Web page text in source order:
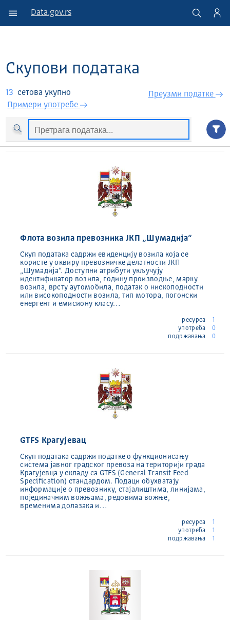
Data.gov.rs
Скупови података
13 сетова укупно
Примери употребе
Преузми податкe
Флота возила превозника ЈКП „Шумадија“
Скуп података садржи евиденцију возила која се
користе у оквиру превозничке делатности ЈКП
„Шумадија“. Доступни атрибути укључују
идентификатор возила, годину производње, марку
возила, врсту аутомобила, податак о нископодности
или високоподности возила, тип мотора, погонски
енергент и емисиону класу…
ресурса
1
употреба
0
подржавања
0
GTFS Крагујевац
Скуп података садржи податке о функционисању
система јавног градског превоза на територији града
Крагујевца у складу са GTFS (General Transit Feed
Specification) стандардом. Подаци обухватају
информације о превознику, стајалиштима, линијама,
појединачним вожњама, редовима вожње,
временима долазака и…
ресурса
1
употреба
1
подржавања
1